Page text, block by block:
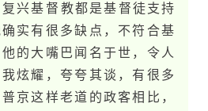
兴基​督​教都是基督徒支持
实有很多缺点，不符合基
的大嘴巴闻名于世，令人
炫耀，夸夸其谈，有很多
京这样老道的政客相比，